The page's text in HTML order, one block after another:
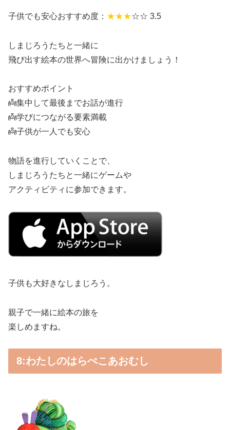
子供でも安心おすすめ度： ★★★☆☆ 3.5
しまじろうたちと一緒に
飛び出す絵本の世界へ冒険に出かけましょう！
おすすめポイント
👼集中して最後までお話が進行
👼学びにつながる要素満載
👼子供が一人でも安心
物語を進行していくことで、
しまじろうたちと一緒にゲームや
アクティビティに参加できます。
子供も大好きなしまじろう。
親子で一緒に絵本の旅を
楽しめますね。
8:わたしのはらぺこあおむし